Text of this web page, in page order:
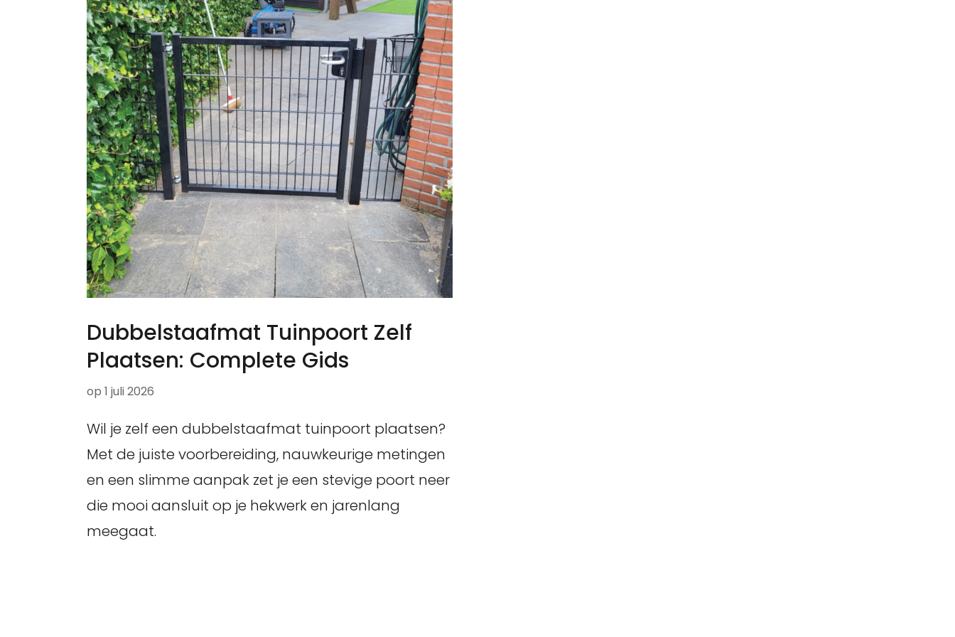
Dubbelstaafmat Tuinpoort Zelf
Plaatsen: Complete Gids
op 1 juli 2026
Wil je zelf een dubbelstaafmat tuinpoort plaatsen?
Met de juiste voorbereiding, nauwkeurige metingen
en een slimme aanpak zet je een stevige poort neer
die mooi aansluit op je hekwerk en jarenlang
meegaat.